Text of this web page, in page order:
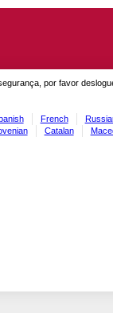
por favor
French
Catalan